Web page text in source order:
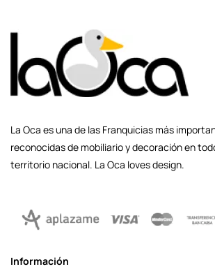
La Oca es una de las Franquicias más
reconocidas de mobiliario y decoración en
territorio nacional. La Oca loves design.
Información